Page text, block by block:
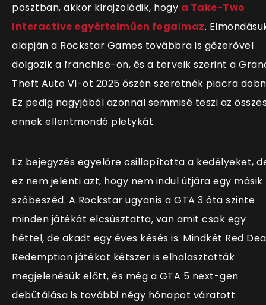
posztban, akkor kirajzolódik, hogy a Take-Two
Interactive egyértelműen fogalmaz.
alapján a Rockstar Games továbbra is gőzerővel
dolgozik a franchise-on, és a terveik szerint a
Theft Auto VI-ot 2025 őszén szeretnék piacra
Ez pedig nagyjából azonnal semmisé teszi az
ennek ellentmondó pletykát.
Ez bejegyzés egyelőre csillapította a kedélyeket,
ez nem jelenti azt, hogy nem indul útjára egy másik
szóbeszéd. A Rockstar ugyanis a GTA 3 óta szinte
minden játékát elcsúsztatta, van amit csak egy
héttel, de akadt egy éves késés is. Mindkét Red
Redemption játékot kétszer is elhalasztották
megjelenésük előtt, és még a GTA 5 next-gen
debütálása is további négy hónapot váratott